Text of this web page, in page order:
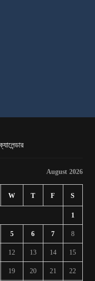
August 2026
W T F S
1
5 6 7 8
12 13 14 15
19 20 21 22